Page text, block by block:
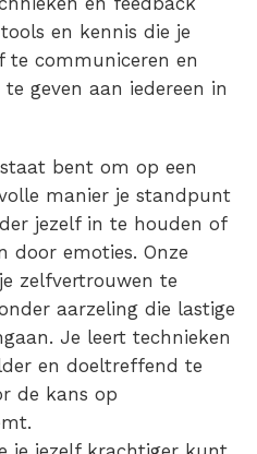
en kennis die je
communiceren en
geven aan iedereen in
bent om op een
manier je standpunt
jezelf in te houden of
door emoties. Onze
zelfvertrouwen te
aarzeling die lastige
Je leert technieken
en doeltreffend te
de kans op